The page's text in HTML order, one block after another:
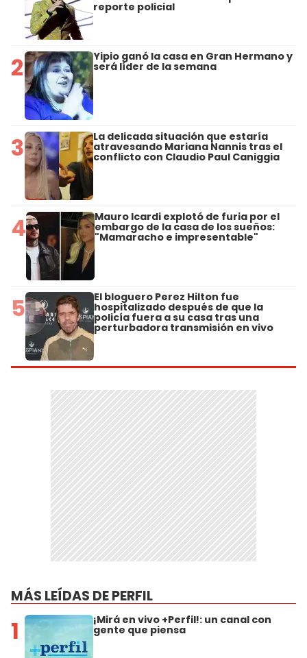
reporte policial
2 Yipio ganó la casa en Gran Hermano y
será líder de la semana
3 La delicada situación que estaría
atravesando Mariana Nannis tras el
conflicto con Claudio Paul Caniggia
4 Mauro Icardi explotó de furia por el
embargo de la casa de los sueños:
"Mamaracho e impresentable"
5 El bloguero Perez Hilton fue
hospitalizado después de que la
policía fuera a su casa tras una
perturbadora transmisión en vivo
MÁS LEÍDAS DE PERFIL
1 ¡Mirá en vivo +Perfil!: un canal con
gente que piensa